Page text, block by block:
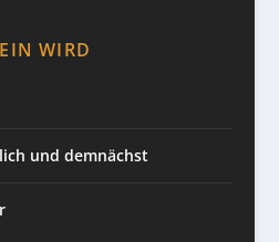
WIRD
und demnächst